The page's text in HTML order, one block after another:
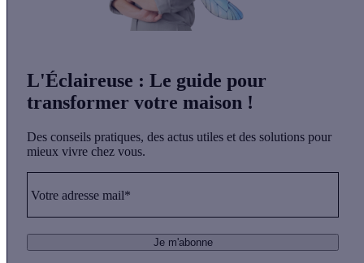
L'Éclaireuse : Le guide pour
transformer votre maison !
Des conseils pratiques, des actus utiles et des solutions pour
mieux vivre chez vous.
Votre adresse mail*
Je m'abonne